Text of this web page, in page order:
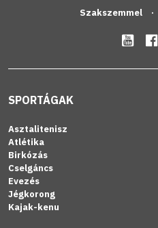
Szakszemmel
SPORTÁGAK
Asztalitenisz
Atlétika
Birkózás
Cselgáncs
Evezés
Jégkorong
Kajak-kenu